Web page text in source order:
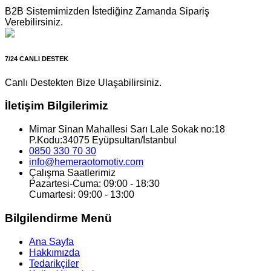
B2B Sistemimizden İstediğinz Zamanda Sipariş
Verebilirsiniz.
7/24 CANLI DESTEK
Canlı Destekten Bize Ulaşabilirsiniz.
İletişim Bilgilerimiz
Mimar Sinan Mahallesi Sarı Lale Sokak no:18
P.Kodu:34075 Eyüpsultan/İstanbul
0850 330 70 30
info@hemeraotomotiv.com
Çalışma Saatlerimiz
Pazartesi-Cuma: 09:00 - 18:30
Cumartesi: 09:00 - 13:00
Bilgilendirme Menü
Ana Sayfa
Hakkımızda
Tedarikçiler